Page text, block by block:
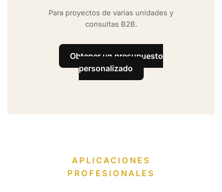
Para proyectos de varias unidades y
consultas B2B.
Obtener un presupuesto
personalizado
APLICACIONES
PROFESIONALES